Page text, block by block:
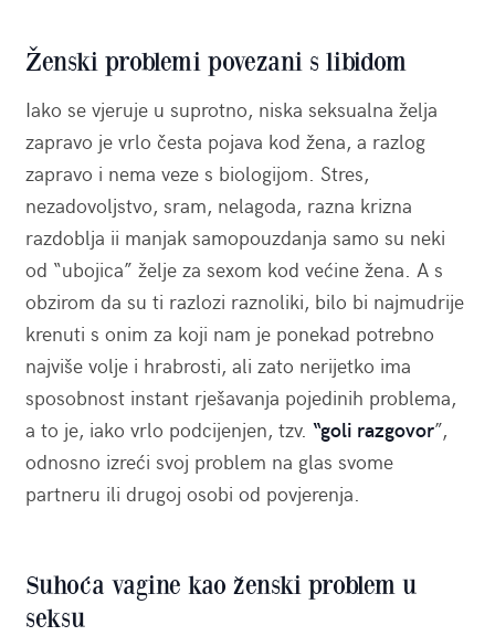
Ženski problemi povezani s libidom
Iako se vjeruje u suprotno, niska seksualna želja
zapravo je vrlo česta pojava kod žena, a razlog
zapravo i nema veze s biologijom. Stres,
nezadovoljstvo, sram, nelagoda, razna krizna
razdoblja ii manjak samopouzdanja samo su neki
od “ubojica” želje za sexom kod većine žena. A s
obzirom da su ti razlozi raznoliki, bilo bi najmudrije
krenuti s onim za koji nam je ponekad potrebno
najviše volje i hrabrosti, ali zato nerijetko ima
sposobnost instant rješavanja pojedinih problema,
a to je, iako vrlo podcijenjen, tzv. “goli razgovor”,
odnosno izreći svoj problem na glas svome
partneru ili drugoj osobi od povjerenja.
Suhoća vagine kao ženski problem u
seksu